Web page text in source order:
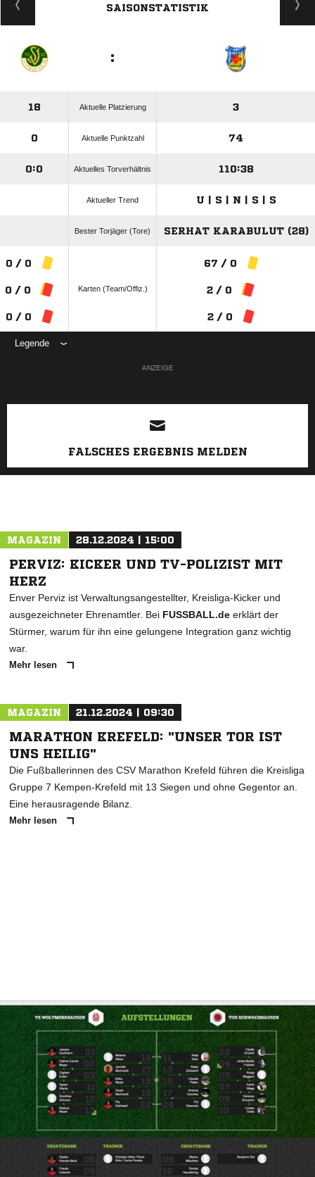
SAISONSTATISTIK
:
18 Aktuelle Platzierung 3
0 Aktuelle Punktzahl 74
0:0 Aktuelles Torverhältnis 110:38
Aktueller Trend U | S | N | S | S
Bester Torjäger (Tore) SERHAT KARABULUT (28)
0 / 0
0 / 0
0 / 0
Karten (Team/Offiz.)
67 / 0
2 / 0
2 / 0
Legende
ANZEIGE
FALSCHES ERGEBNIS MELDEN
MAGAZIN 28.12.2024 | 15:00
PERVIZ: KICKER UND TV-POLIZIST MIT
HERZ
Enver Perviz ist Verwaltungsangestellter, Kreisliga-Kicker und
ausgezeichneter Ehrenamtler. Bei FUSSBALL.de erklärt der
Stürmer, warum für ihn eine gelungene Integration ganz wichtig
war.
Mehr lesen
MAGAZIN 21.12.2024 | 09:30
MARATHON KREFELD: "UNSER TOR IST
UNS HEILIG"
Die Fußballerinnen des CSV Marathon Krefeld führen die Kreisliga
Gruppe 7 Kempen-Krefeld mit 13 Siegen und ohne Gegentor an.
Eine herausragende Bilanz.
Mehr lesen